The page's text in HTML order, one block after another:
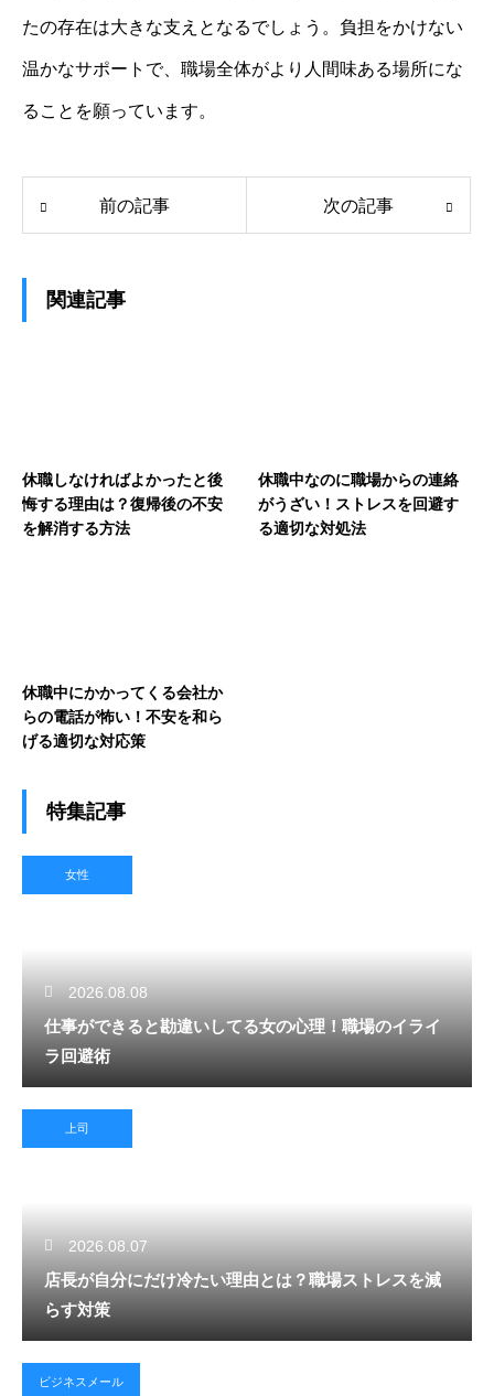
たの存在は大きな支えとなるでしょう。負担をかけない
温かなサポートで、職場全体がより人間味ある場所にな
ることを願っています。
前の記事 次の記事
関連記事
休職しなければよかったと後
悔する理由は？復帰後の不安
を解消する方法
休職中なのに職場からの連絡
がうざい！ストレスを回避す
る適切な対処法
休職中にかかってくる会社か
らの電話が怖い！不安を和ら
げる適切な対応策
特集記事
女性
2026.08.08
仕事ができると勘違いしてる女の心理！職場のイライ
ラ回避術
上司
2026.08.07
店長が自分にだけ冷たい理由とは？職場ストレスを減
らす対策
ビジネスメール